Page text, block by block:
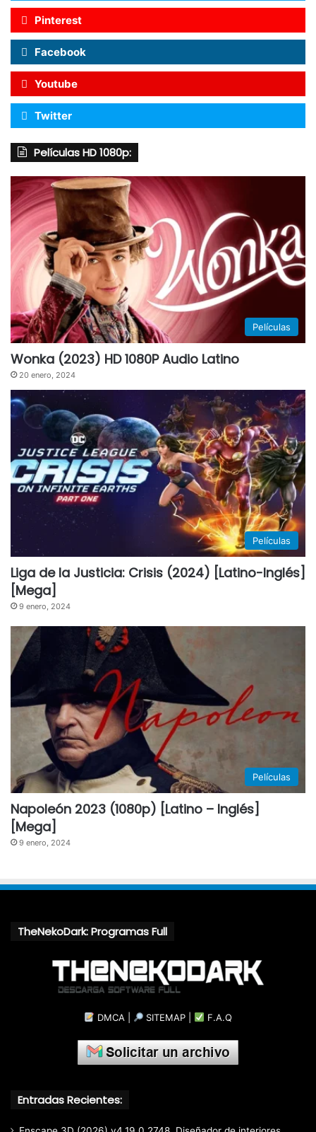
Pinterest
Facebook
Youtube
Twitter
Películas HD 1080p:
Películas
Wonka (2023) HD 1080P Audio Latino
20 enero, 2024
Películas
Liga de la Justicia: Crisis (2024) [Latino-Inglés]
[Mega]
9 enero, 2024
Películas
Napoleón 2023 (1080p) [Latino – Inglés]
[Mega]
9 enero, 2024
TheNekoDark: Programas Full
DMCA SITEMAP F.A.Q
Entradas Recientes: